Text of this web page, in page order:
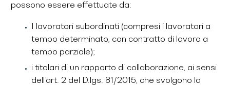
possono essere effettuate da:
I lavoratori subordinati (compresi i lavoratori a
tempo determinato, con contratto di lavoro a
tempo parziale);
i titolari di un rapporto di collaborazione, ai sensi
dell’art. 2 del D.lgs. 81/2015, che svolgono la